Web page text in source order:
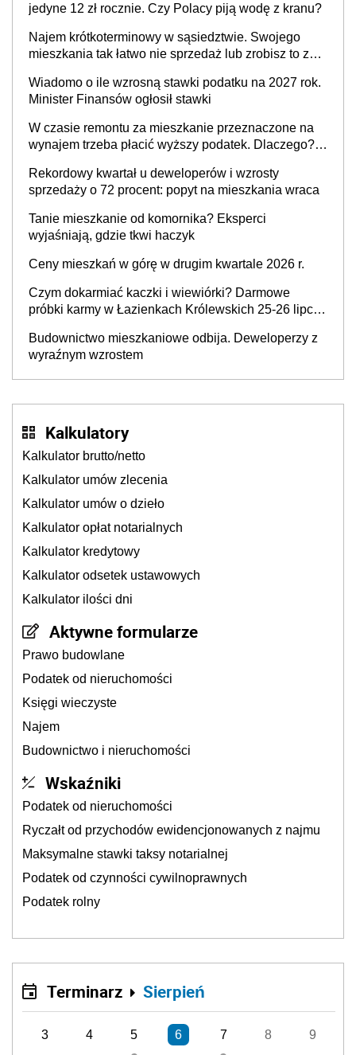
jedyne 12 zł rocznie. Czy Polacy piją wodę z kranu?
Najem krótkoterminowy w sąsiedztwie. Swojego
mieszkania tak łatwo nie sprzedaż lub zrobisz to ze
Wiadomo o ile wzrosną stawki podatku na 2027 rok.
Minister Finansów ogłosił stawki
W czasie remontu za mieszkanie przeznaczone na
wynajem trzeba płacić wyższy podatek. Dlaczego?
Rekordowy kwartał u deweloperów i wzrosty
sprzedaży o 72 procent: popyt na mieszkania wraca
Tanie mieszkanie od komornika? Eksperci
wyjaśniają, gdzie tkwi haczyk
Ceny mieszkań w górę w drugim kwartale 2026 r.
Czym dokarmiać kaczki i wiewiórki? Darmowe
próbki karmy w Łazienkach Królewskich 25-26 lipca
Budownictwo mieszkaniowe odbija. Deweloperzy z
wyraźnym wzrostem
Kalkulatory
Kalkulator brutto/netto
Kalkulator umów zlecenia
Kalkulator umów o dzieło
Kalkulator opłat notarialnych
Kalkulator kredytowy
Kalkulator odsetek ustawowych
Kalkulator ilości dni
Aktywne formularze
Prawo budowlane
Podatek od nieruchomości
Księgi wieczyste
Najem
Budownictwo i nieruchomości
Wskaźniki
Podatek od nieruchomości
Ryczałt od przychodów ewidencjonowanych z najmu
Maksymalne stawki taksy notarialnej
Podatek od czynności cywilnoprawnych
Podatek rolny
Terminarz Sierpień
3 4 5 6 7 8 9